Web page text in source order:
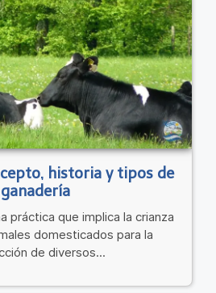
historia y tipos de
ganadería
práctica que implica la crianza
domesticados para la
de diversos...